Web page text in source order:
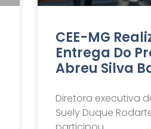
CEE-MG
Entrega Do
Abreu Silva
Diretora executiva
Suely Duque